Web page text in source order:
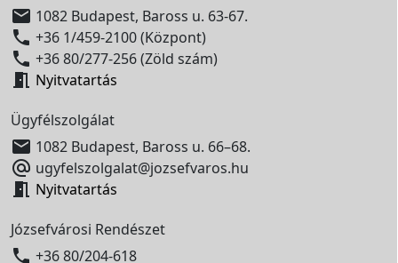
 1082 Budapest, Baross u. 63-67.
 +36 1/459-2100 (Központ)
 +36 80/277-256 (Zöld szám)
 Nyitvatartás
Ügyfélszolgálat
 1082 Budapest, Baross u. 66–68.
 ugyfelszolgalat@jozsefvaros.hu
 Nyitvatartás
Józsefvárosi Rendészet
 +36 80/204-618